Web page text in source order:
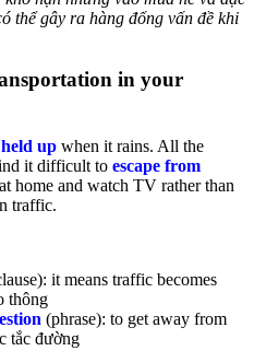
thể gây ra hàng đống vấn đề khi
in your
up when it rains. All the
it difficult to escape from
home and watch TV rather than
traffic.
it means traffic becomes
thông
(phrase): to get away from
tắc đường